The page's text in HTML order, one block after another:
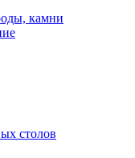
камни
столов